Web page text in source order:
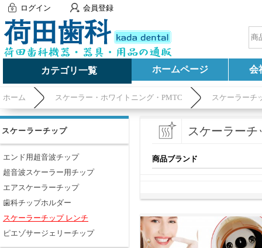
ログイン 会員登録
カテゴリ一覧 ホームページ 会
ホーム スケーラー・ホワイトニング・PMTC スケーラーチ
スケーラーチップ
エンド用超音波チップ
超音波スケーラー用チップ
エアスケーラーチップ
歯科チップホルダー
スケーラーチップ レンチ
ピエゾサージェリーチップ
スケーラー
商品ブランド